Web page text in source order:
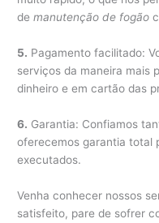
demanutenção de fogão
5. Pagamento facilitado:
serviços da maneira mais
dinheiro e em cartão das
6. Garantia: Confiamos
oferecemos garantia total
executados.
Venha conhecer nossos
satisfeito, pare de sofrer